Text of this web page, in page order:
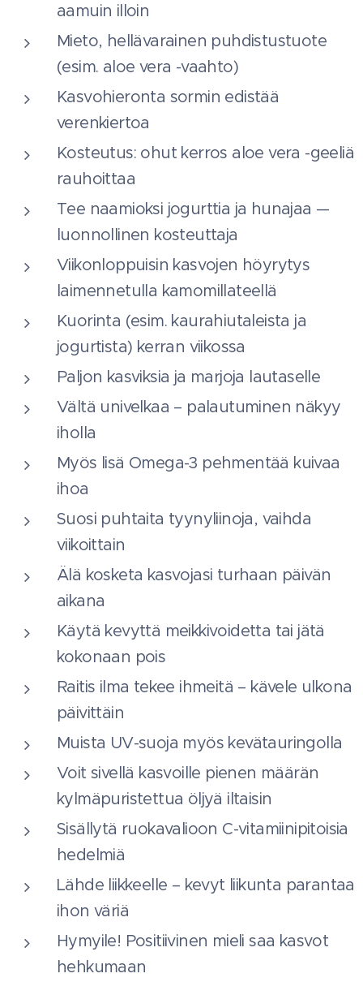
aamuin illoin
Mieto, hellävarainen puhdistustuote
(esim. aloe vera -vaahto)
Kasvohieronta sormin edistää
verenkiertoa
Kosteutus: ohut kerros aloe vera -geeliä
rauhoittaa
Tee naamioksi jogurttia ja hunajaa —
luonnollinen kosteuttaja
Viikonloppuisin kasvojen höyrytys
laimennetulla kamomillateellä
Kuorinta (esim. kaurahiutaleista ja
jogurtista) kerran viikossa
Paljon kasviksia ja marjoja lautaselle
Vältä univelkaa – palautuminen näkyy
iholla
Myös lisä Omega-3 pehmentää kuivaa
ihoa
Suosi puhtaita tyynyliinoja, vaihda
viikoittain
Älä kosketa kasvojasi turhaan päivän
aikana
Käytä kevyttä meikkivoidetta tai jätä
kokonaan pois
Raitis ilma tekee ihmeitä – kävele ulkona
päivittäin
Muista UV-suoja myös kevätauringolla
Voit sivellä kasvoille pienen määrän
kylmäpuristettua öljyä iltaisin
Sisällytä ruokavalioon C-vitamiinipitoisia
hedelmiä
Lähde liikkeelle – kevyt liikunta parantaa
ihon väriä
Hymyile! Positiivinen mieli saa kasvot
hehkumaan 🙂